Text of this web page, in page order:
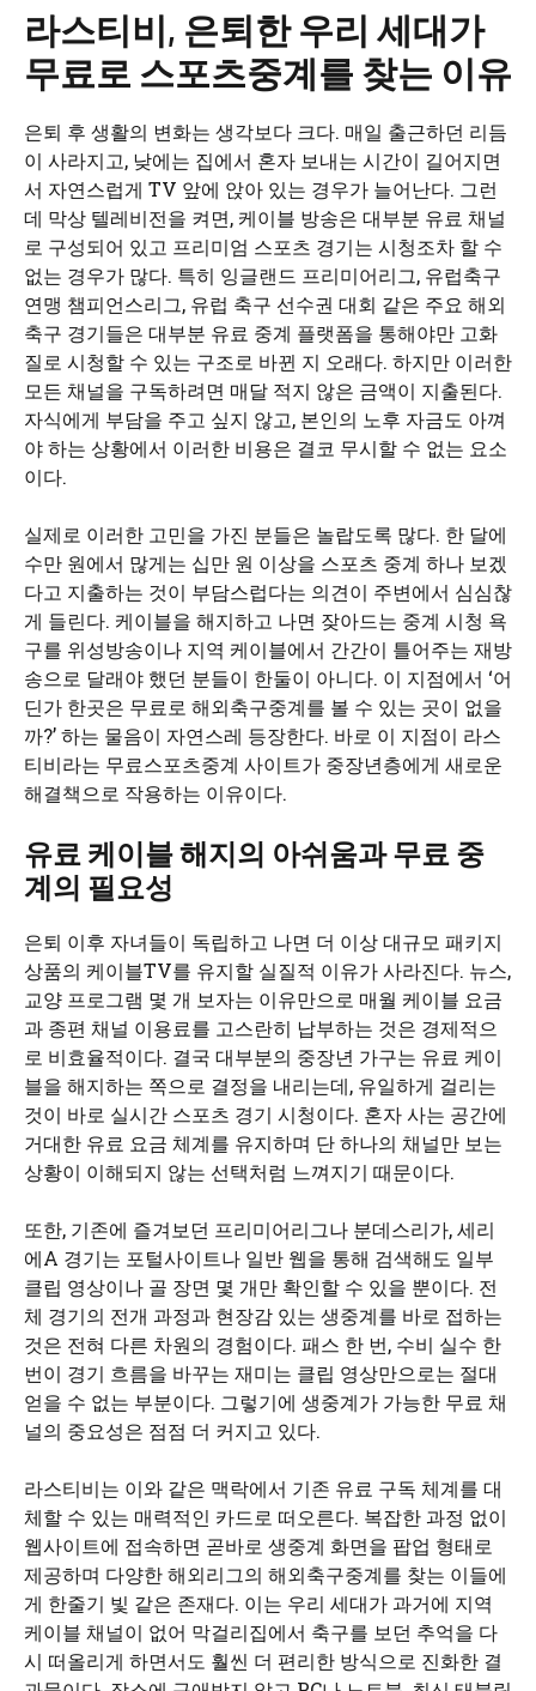
라스티비, 은퇴한 우리 세대가
무료로 스포츠중계를 찾는 이유
은퇴 후 생활의 변화는 생각보다 크다. 매일 출근하던 리듬
이 사라지고, 낮에는 집에서 혼자 보내는 시간이 길어지면
서 자연스럽게 TV 앞에 앉아 있는 경우가 늘어난다. 그런
데 막상 텔레비전을 켜면, 케이블 방송은 대부분 유료 채널
로 구성되어 있고 프리미엄 스포츠 경기는 시청조차 할 수
없는 경우가 많다. 특히 잉글랜드 프리미어리그, 유럽축구
연맹 챔피언스리그, 유럽 축구 선수권 대회 같은 주요 해외
축구 경기들은 대부분 유료 중계 플랫폼을 통해야만 고화
질로 시청할 수 있는 구조로 바뀐 지 오래다. 하지만 이러한
모든 채널을 구독하려면 매달 적지 않은 금액이 지출된다.
자식에게 부담을 주고 싶지 않고, 본인의 노후 자금도 아껴
야 하는 상황에서 이러한 비용은 결코 무시할 수 없는 요소
이다.
실제로 이러한 고민을 가진 분들은 놀랍도록 많다. 한 달에
수만 원에서 많게는 십만 원 이상을 스포츠 중계 하나 보겠
다고 지출하는 것이 부담스럽다는 의견이 주변에서 심심찮
게 들린다. 케이블을 해지하고 나면 잦아드는 중계 시청 욕
구를 위성방송이나 지역 케이블에서 간간이 틀어주는 재방
송으로 달래야 했던 분들이 한둘이 아니다. 이 지점에서 ‘어
딘가 한곳은 무료로 해외축구중계를 볼 수 있는 곳이 없을
까?’ 하는 물음이 자연스레 등장한다. 바로 이 지점이 라스
티비라는 무료스포츠중계 사이트가 중장년층에게 새로운
해결책으로 작용하는 이유이다.
유료 케이블 해지의 아쉬움과 무료 중
계의 필요성
은퇴 이후 자녀들이 독립하고 나면 더 이상 대규모 패키지
상품의 케이블TV를 유지할 실질적 이유가 사라진다. 뉴스,
교양 프로그램 몇 개 보자는 이유만으로 매월 케이블 요금
과 종편 채널 이용료를 고스란히 납부하는 것은 경제적으
로 비효율적이다. 결국 대부분의 중장년 가구는 유료 케이
블을 해지하는 쪽으로 결정을 내리는데, 유일하게 걸리는
것이 바로 실시간 스포츠 경기 시청이다. 혼자 사는 공간에
거대한 유료 요금 체계를 유지하며 단 하나의 채널만 보는
상황이 이해되지 않는 선택처럼 느껴지기 때문이다.
또한, 기존에 즐겨보던 프리미어리그나 분데스리가, 세리
에A 경기는 포털사이트나 일반 웹을 통해 검색해도 일부
클립 영상이나 골 장면 몇 개만 확인할 수 있을 뿐이다. 전
체 경기의 전개 과정과 현장감 있는 생중계를 바로 접하는
것은 전혀 다른 차원의 경험이다. 패스 한 번, 수비 실수 한
번이 경기 흐름을 바꾸는 재미는 클립 영상만으로는 절대
얻을 수 없는 부분이다. 그렇기에 생중계가 가능한 무료 채
널의 중요성은 점점 더 커지고 있다.
라스티비는 이와 같은 맥락에서 기존 유료 구독 체계를 대
체할 수 있는 매력적인 카드로 떠오른다. 복잡한 과정 없이
웹사이트에 접속하면 곧바로 생중계 화면을 팝업 형태로
제공하며 다양한 해외리그의 해외축구중계를 찾는 이들에
게 한줄기 빛 같은 존재다. 이는 우리 세대가 과거에 지역
케이블 채널이 없어 막걸리집에서 축구를 보던 추억을 다
시 떠올리게 하면서도 훨씬 더 편리한 방식으로 진화한 결